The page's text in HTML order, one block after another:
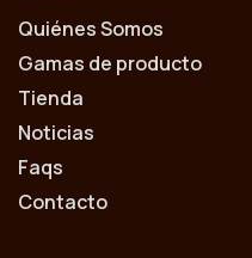
Quiénes Somos
Gamas de producto
Tienda
Noticias
Faqs
Contacto